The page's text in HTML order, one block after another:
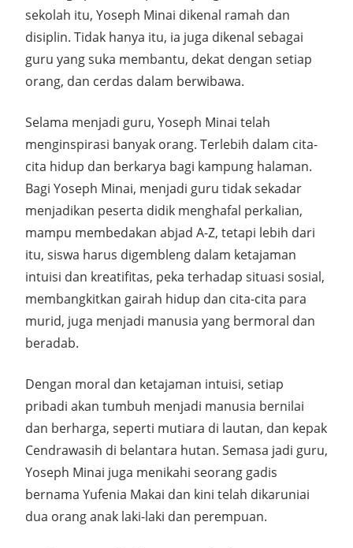
sekolah itu, Yoseph Minai dikenal ramah dan
disiplin. Tidak hanya itu, ia juga dikenal sebagai
guru yang suka membantu, dekat dengan setiap
orang, dan cerdas dalam berwibawa.
Selama menjadi guru, Yoseph Minai telah
menginspirasi banyak orang. Terlebih dalam cita-
cita hidup dan berkarya bagi kampung halaman.
Bagi Yoseph Minai, menjadi guru tidak sekadar
menjadikan peserta didik menghafal perkalian,
mampu membedakan abjad A-Z, tetapi lebih dari
itu, siswa harus digembleng dalam ketajaman
intuisi dan kreatifitas, peka terhadap situasi sosial,
membangkitkan gairah hidup dan cita-cita para
murid, juga menjadi manusia yang bermoral dan
beradab.
Dengan moral dan ketajaman intuisi, setiap
pribadi akan tumbuh menjadi manusia bernilai
dan berharga, seperti mutiara di lautan, dan kepak
Cendrawasih di belantara hutan. Semasa jadi guru,
Yoseph Minai juga menikahi seorang gadis
bernama Yufenia Makai dan kini telah dikaruniai
dua orang anak laki-laki dan perempuan.